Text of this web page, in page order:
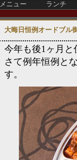
メニュー ランチ
大晦日恒例オードブル
今年も後1ヶ月
さて例年恒例と
す。